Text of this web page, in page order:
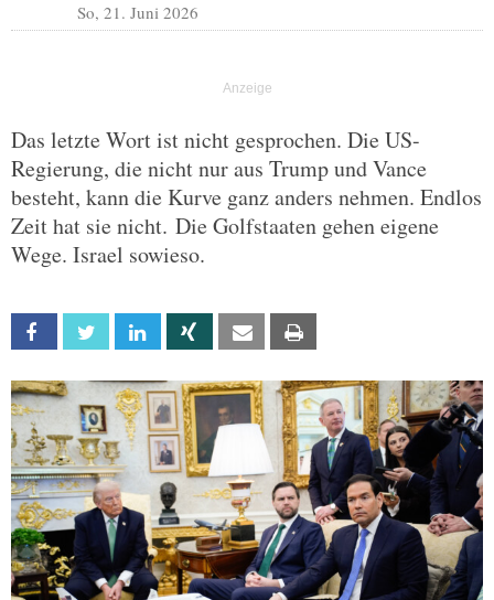
So, 21. Juni 2026
Das letzte Wort ist nicht gesprochen. Die US-
Regierung, die nicht nur aus Trump und Vance
besteht, kann die Kurve ganz anders nehmen. Endlos
Zeit hat sie nicht. Die Golfstaaten gehen eigene
Wege. Israel sowieso.
Facebook Twitter Linkedin Xing Email